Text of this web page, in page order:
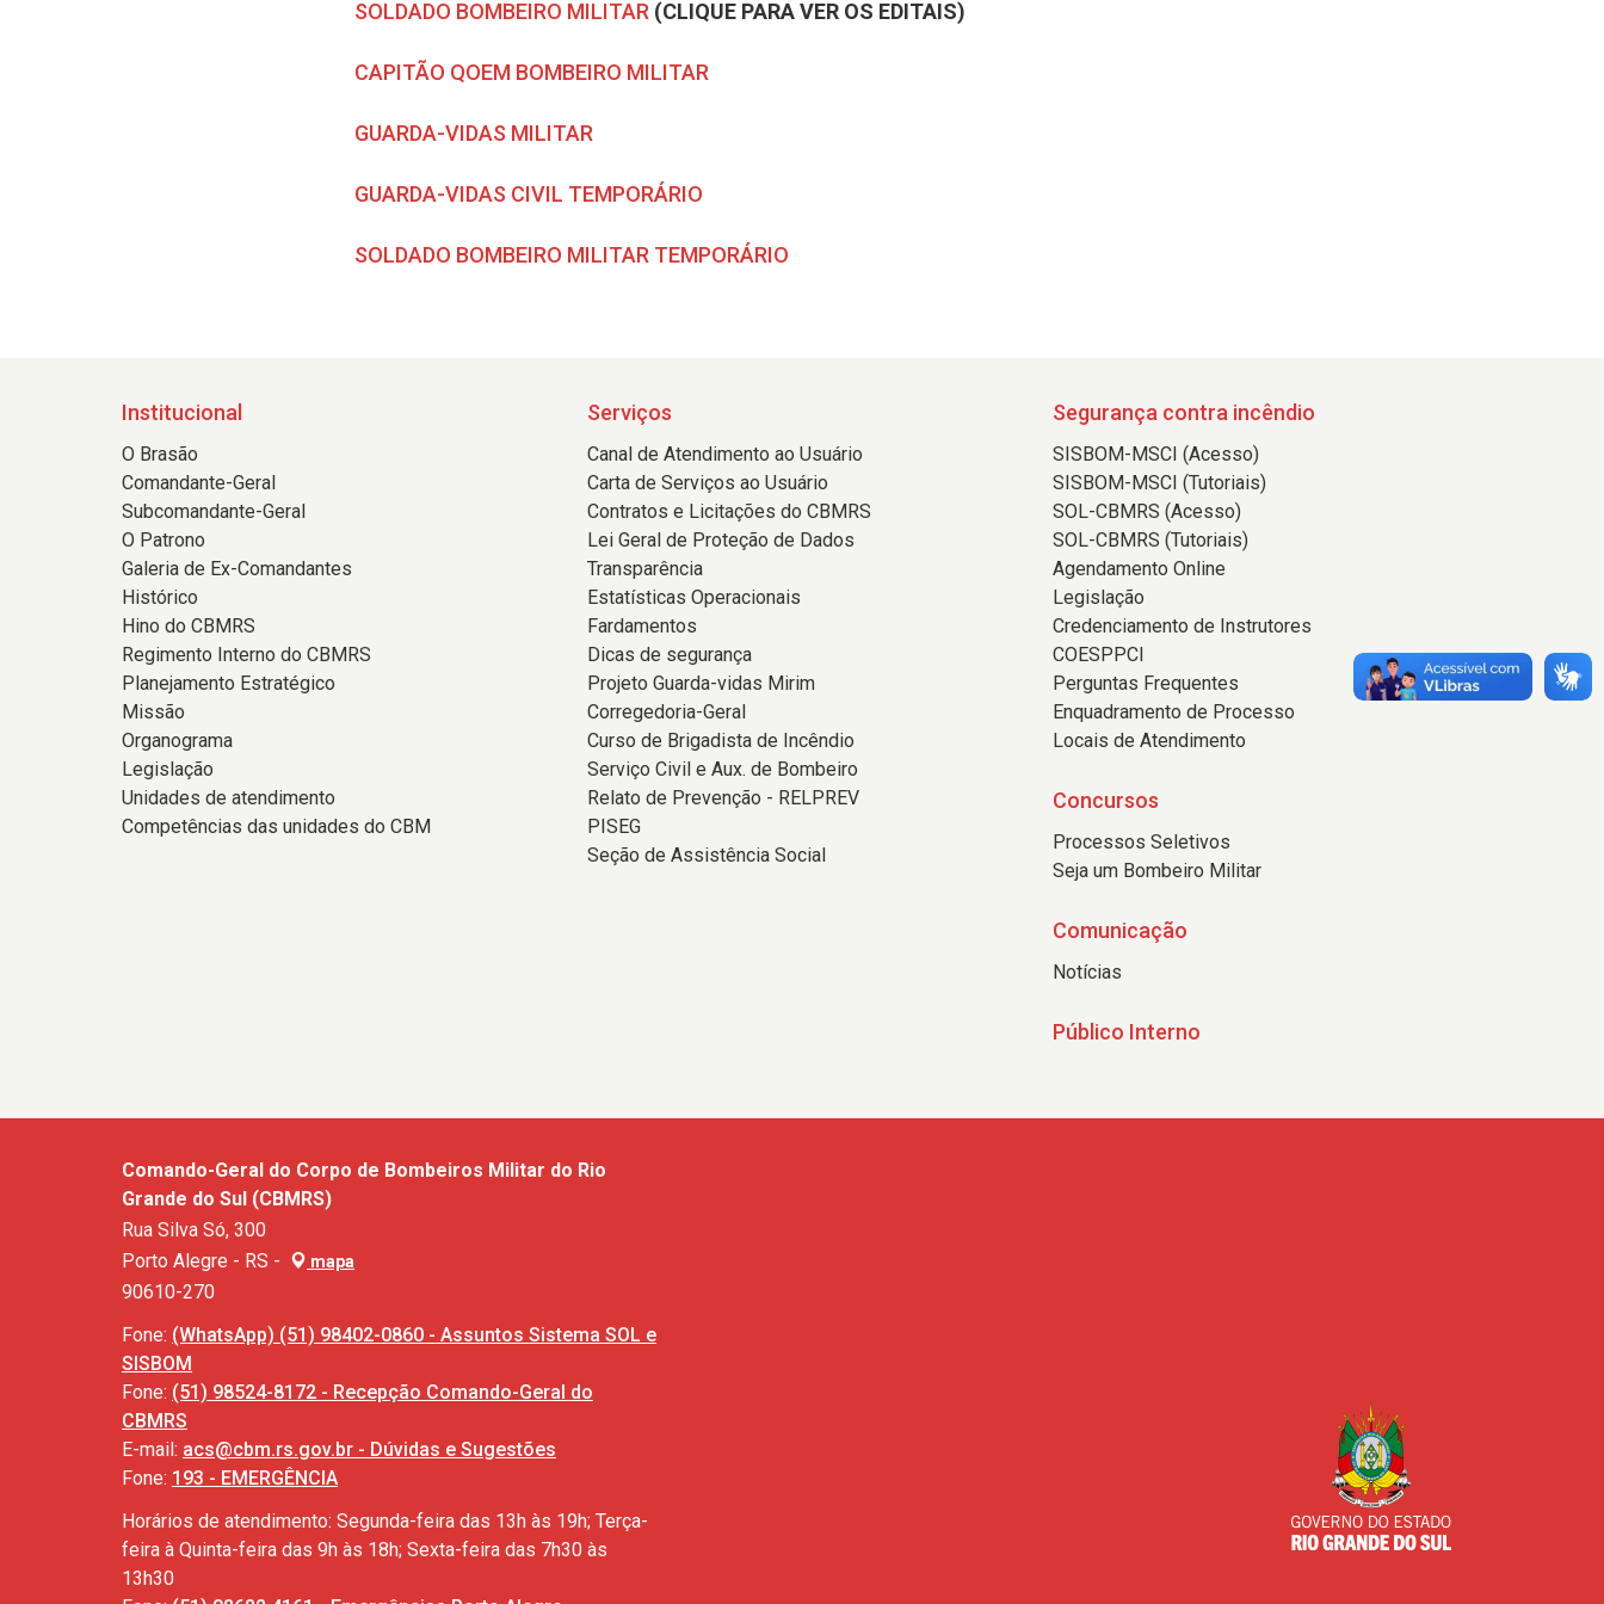
SOLDADO BOMBEIRO MILITAR (CLIQUE PARA VER OS EDITAIS)
CAPITÃO QOEM BOMBEIRO MILITAR
GUARDA-VIDAS MILITAR
GUARDA-VIDAS CIVIL TEMPORÁRIO
SOLDADO BOMBEIRO MILITAR TEMPORÁRIO
Institucional
O Brasão
Comandante-Geral
Subcomandante-Geral
O Patrono
Galeria de Ex-Comandantes
Histórico
Hino do CBMRS
Regimento Interno do CBMRS
Planejamento Estratégico
Missão
Organograma
Legislação
Unidades de atendimento
Competências das unidades do CBM
Serviços
Canal de Atendimento ao Usuário
Carta de Serviços ao Usuário
Contratos e Licitações do CBMRS
Lei Geral de Proteção de Dados
Transparência
Estatísticas Operacionais
Fardamentos
Dicas de segurança
Projeto Guarda-vidas Mirim
Corregedoria-Geral
Curso de Brigadista de Incêndio
Serviço Civil e Aux. de Bombeiro
Relato de Prevenção - RELPREV
PISEG
Seção de Assistência Social
Segurança contra incêndio
SISBOM-MSCI (Acesso)
SISBOM-MSCI (Tutoriais)
SOL-CBMRS (Acesso)
SOL-CBMRS (Tutoriais)
Agendamento Online
Legislação
Credenciamento de Instrutores
COESPPCI
Perguntas Frequentes
Enquadramento de Processo
Locais de Atendimento
Concursos
Processos Seletivos
Seja um Bombeiro Militar
Comunicação
Notícias
Público Interno
Comando-Geral do Corpo de Bombeiros Militar do Rio
Grande do Sul (CBMRS)
Rua Silva Só, 300
Porto Alegre - RS -
mapa
90610-270
Fone: (WhatsApp) (51) 98402-0860 - Assuntos Sistema SOL e
SISBOM
Fone: (51) 98524-8172 - Recepção Comando-Geral do
CBMRS
E-mail: acs@cbm.rs.gov.br - Dúvidas e Sugestões
Fone: 193 - EMERGÊNCIA
Horários de atendimento: Segunda-feira das 13h às 19h; Terça-
feira à Quinta-feira das 9h às 18h; Sexta-feira das 7h30 às
13h30